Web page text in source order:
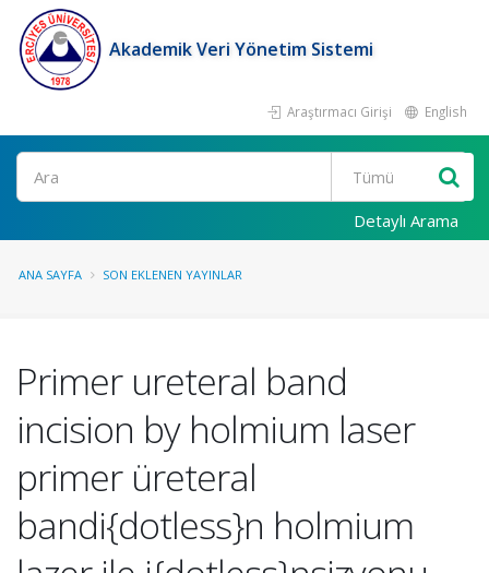
Akademik Veri Yönetim Sistemi
Araştırmacı Girişi English
Ara
Detaylı Arama
ANA SAYFA SON EKLENEN YAYINLAR
Primer ureteral band
incision by holmium laser
primer üreteral
bandi{dotless}n holmium